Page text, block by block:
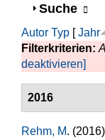
Anzeigen
Suche
Autor Typ [Jahr
Filterkriterien:
deaktivieren]
2016
Rehm, M.